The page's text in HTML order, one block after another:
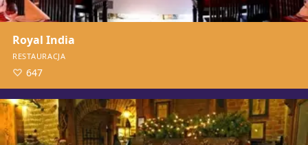
Royal India
RESTAURACJA
647